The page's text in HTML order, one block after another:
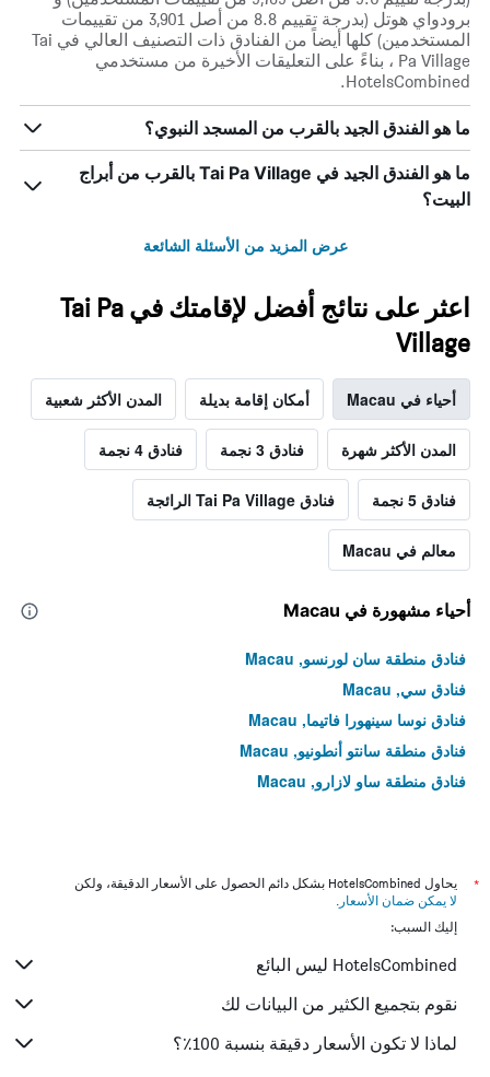
برودواي هوتل (بدرجة تقييم 8.8 من أصل 3,901 من تقييمات
المستخدمين) كلها أيضاً من الفنادق ذات التصنيف العالي في Tai
Pa Village ، بناءً على التعليقات الأخيرة من مستخدمي
HotelsCombined.
ما هو الفندق الجيد بالقرب من المسجد النبوي؟
ما هو الفندق الجيد في Tai Pa Village بالقرب من أبراج
البيت؟
عرض المزيد من الأسئلة الشائعة
اعثر على نتائج أفضل لإقامتك في Tai Pa
Village
أحياء في Macau أمكان إقامة بديلة المدن الأكثر شعبية
المدن الأكثر شهرة فنادق 3 نجمة فنادق 4 نجمة
فنادق 5 نجمة فنادق Tai Pa Village الرائجة
معالم في Macau
أحياء مشهورة في Macau
فنادق منطقة سان لورنسو, Macau
فنادق سي, Macau
فنادق نوسا سينهورا فاتيما, Macau
فنادق منطقة سانتو أنطونيو, Macau
فنادق منطقة ساو لازارو, Macau
*
يحاول HotelsCombined بشكل دائم الحصول على الأسعار الدقيقة، ولكن
لا يمكن ضمان الأسعار .
إليك السبب:
HotelsCombined ليس البائع
نقوم بتجميع الكثير من البيانات لك
لماذا لا تكون الأسعار دقيقة بنسبة 100٪؟